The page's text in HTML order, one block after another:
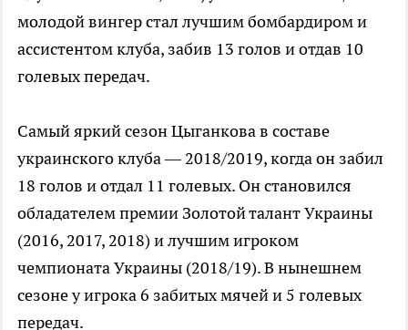
молодой вингер стал лучшим бомбардиром и
ассистентом клуба, забив 13 голов и отдав 10
голевых передач.
Самый яркий сезон Цыганкова в составе
украинского клуба — 2018/2019, когда он забил
18 голов и отдал 11 голевых. Он становился
обладателем премии Золотой талант Украины
(2016, 2017, 2018) и лучшим игроком
чемпионата Украины (2018/19). В нынешнем
сезоне у игрока 6 забитых мячей и 5 голевых
передач.